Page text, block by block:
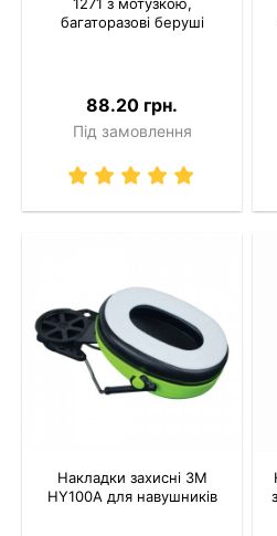
багаторазові беруші
88.20 грн.
Під замовлення
Накладки захисні 3M
HY100A для навушників